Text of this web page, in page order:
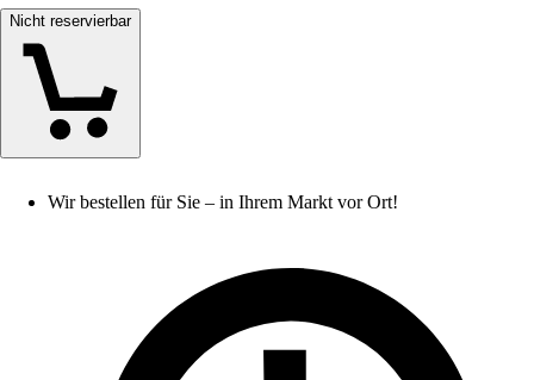
Nicht reservierbar
Wir bestellen für Sie – in Ihrem Markt vor Ort!